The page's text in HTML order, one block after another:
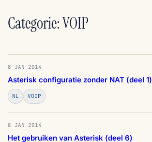
Categorie: VOIP
8 JAN 2014
Asterisk configuratie zonder NAT (deel 1)
NL VOIP
8 JAN 2014
Het gebruiken van Asterisk (deel 6)